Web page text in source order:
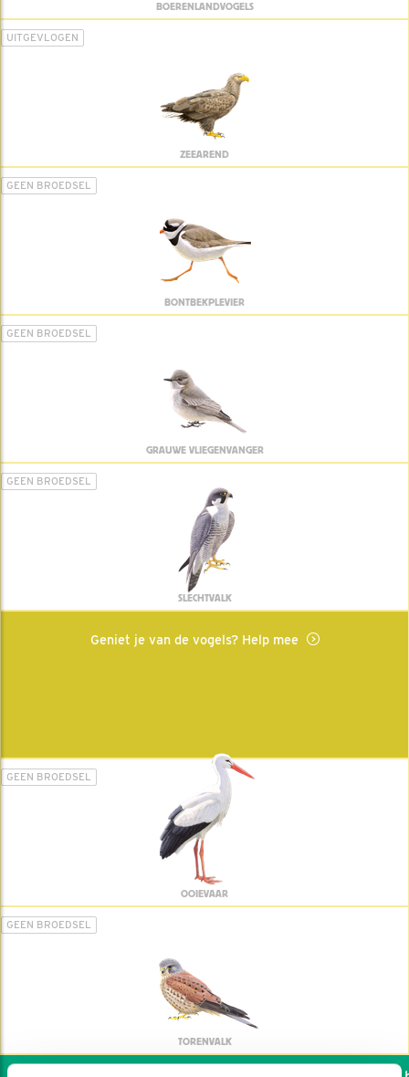
BOERENLANDVOGELS
UITGEVLOGEN
ZEEAREND
GEEN BROEDSEL
BONTBEKPLEVIER
GEEN BROEDSEL
GRAUWE VLIEGENVANGER
GEEN BROEDSEL
SLECHTVALK
Geniet je van de vogels? Help mee
GEEN BROEDSEL
OOIEVAAR
GEEN BROEDSEL
TORENVALK